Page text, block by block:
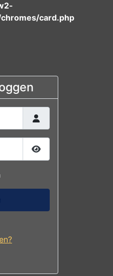
card.php
Passwort anzeigen